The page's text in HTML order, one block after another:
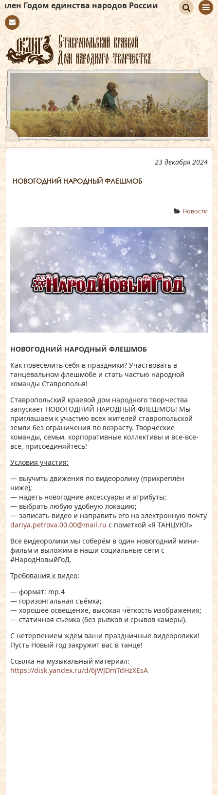
народов России
tact
иск
23 декабря 2024
НОВОГОДНИЙ НАРОДНЫЙ ФЛЕШМОБ
Новости
НОВОГОДНИЙ НАРОДНЫЙ ФЛЕШМОБ
Как повеселить себя в праздники? Участвовать в
танцевальном флешмобе и стать частью народной
команды Ставрополья!
Ставропольский краевой дом народного творчества
запускает НОВОГОДНИЙ НАРОДНЫЙ ФЛЕШМОБ! Мы
приглашаем к участию всех жителей ставропольской
земли без ограничения по возрасту. Творческие
команды, семьи, корпоративные коллективы и все-все-
все, присоединяйтесь!
Условия участия:
— выучить движения по видеоролику (прикреплён
ниже);
— надеть новогодние аксессуары и атрибуты;
— выбрать любую удобную локацию;
— записать видео и направить его на электронную почту
dariya.petrova.00.00@mail.ru с пометкой «Я ТАНЦУЮ!»
Все видеоролики мы соберём в один новогодний мини-
фильм и выложим в наши социальные сети с
#НародНовыйГоД.
Требования к видео:
— формат: mp.4
— горизонтальная съёмка;
— хорошее освещение, высокая чёткость изображения;
— статичная съёмка (без рывков и срывов камеры).
С нетерпением ждём ваши праздничные видеоролики!
Пусть Новый год закружит вас в танце!
Ссылка на музыкальный материал:
https://disk.yandex.ru/d/6jWJDmTdHzXEsA